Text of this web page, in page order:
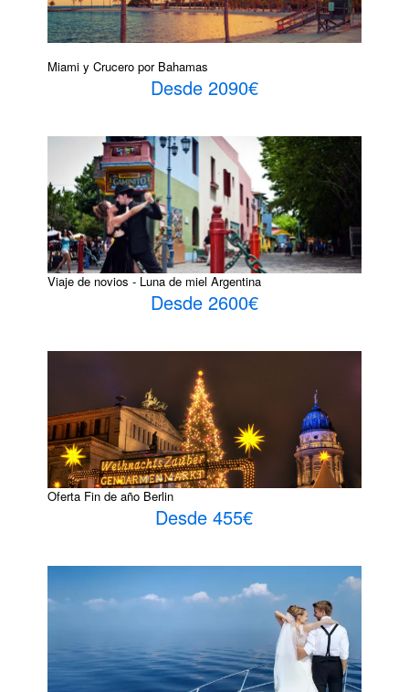
Miami y Crucero por Bahamas
Desde 2090€
Viaje de novios - Luna de miel Argentina
Desde 2600€
Oferta Fin de año Berlin
Desde 455€